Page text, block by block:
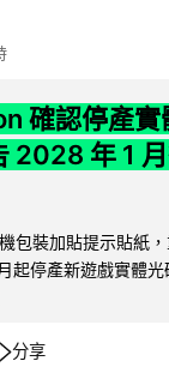
確認停產實
2028 年 1
包裝加貼提示貼紙
起停產新遊戲實體
分享